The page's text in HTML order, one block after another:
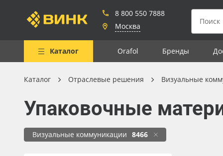
8 800 550 7888
Москва
Каталог Orafol Бренды
Весь каталог
Рулонные материалы
Листовые материалы
Каталог Отраслевые решения Визуальные
Упаковочные
Визуальные коммуникации 8466